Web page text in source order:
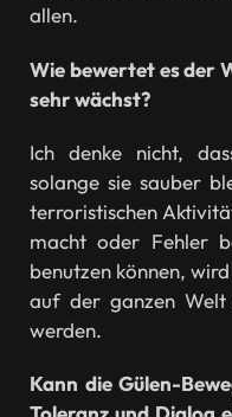
allen.
Wie bewertet es der
sehr wächst?
Ich denke nicht,
solange sie sauber
terroristischen
macht oder Fehler
benutzen können,
auf der ganzen Welt
werden.
Kann die Gülen-